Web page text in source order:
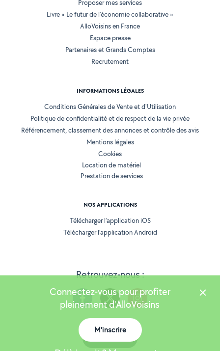
Retrouvez-nous :
Proposer mes services
Livre « Le futur de l'économie collaborative »
AlloVoisins en France
Espace presse
Partenaires et Grands Comptes
Recrutement
INFORMATIONS LÉGALES
Conditions Générales de Vente et d'Utilisation
Politique de confidentialité et de respect de la vie privée
Référencement, classement des annonces et contrôle des avis
Mentions légales
Cookies
Location de matériel
Prestation de services
NOS APPLICATIONS
Télécharger l’application iOS
Télécharger l’application Android
Version 25.5.3
Connectez-vous pour profiter
pleinement d'AlloVoisins
M'inscrire